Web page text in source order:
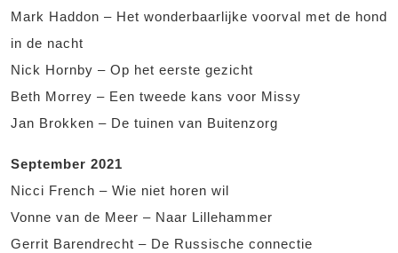
Mark Haddon – Het wonderbaarlijke voorval met de hond
in de nacht
Nick Hornby – Op het eerste gezicht
Beth Morrey – Een tweede kans voor Missy
Jan Brokken – De tuinen van Buitenzorg
September 2021
Nicci French – Wie niet horen wil
Vonne van de Meer – Naar Lillehammer
Gerrit Barendrecht – De Russische connectie